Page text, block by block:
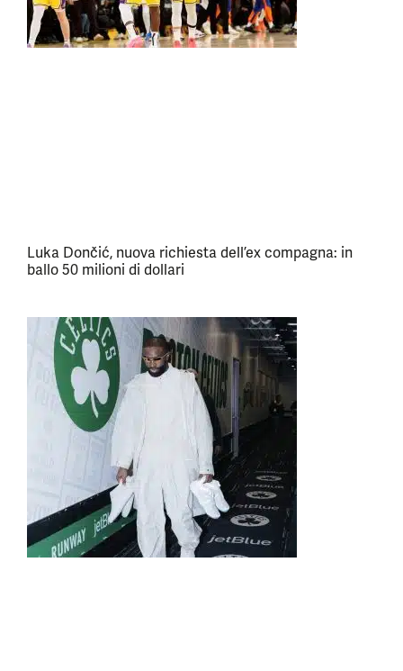
Luka Dončić, nuova richiesta dell’ex compagna: in
ballo 50 milioni di dollari